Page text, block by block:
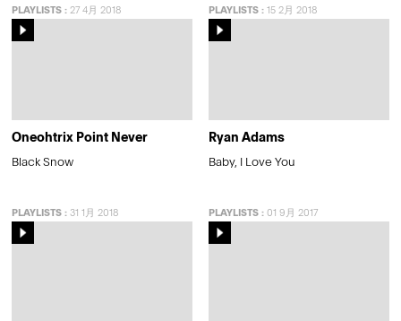
PLAYLISTS : 27 4月 2018
Oneohtrix Point Never
Black Snow
PLAYLISTS:15 2月 2018
Ryan Adams
Baby, I Love You
PLAYLISTS : 31 1月 2018 PLAYLISTS:01 9月 2017